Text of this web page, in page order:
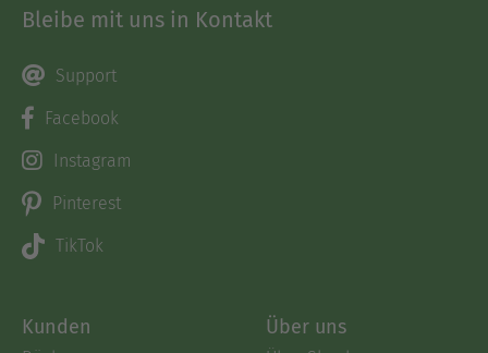
Bleibe mit uns in Kontakt
Support
Facebook
Instagram
Pinterest
TikTok
Kunden Über uns